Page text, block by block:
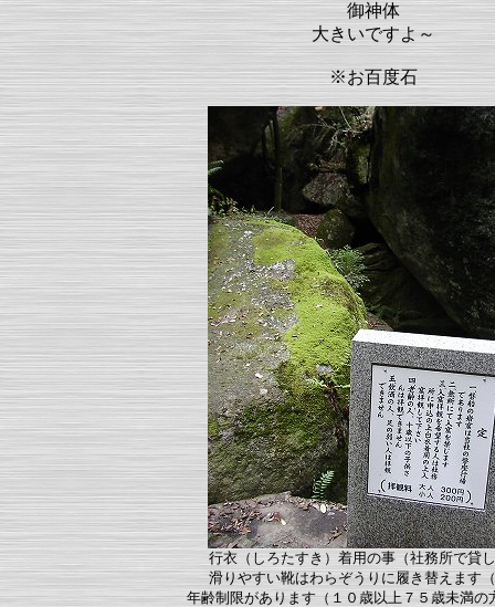
御神体
大きいですよ～
※お百度石
行衣（しろたすき）着用の事（社務所で貸
滑りやすい靴はわらぞうりに履き替えます
年齢制限があります（１０歳以上７５歳未満の